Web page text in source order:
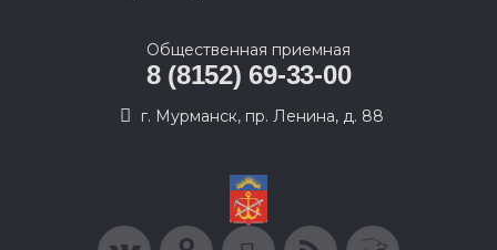
Общественная приемная
8 (8152) 69-33-00
г. Мурманск, пр. Ленина, д. 88